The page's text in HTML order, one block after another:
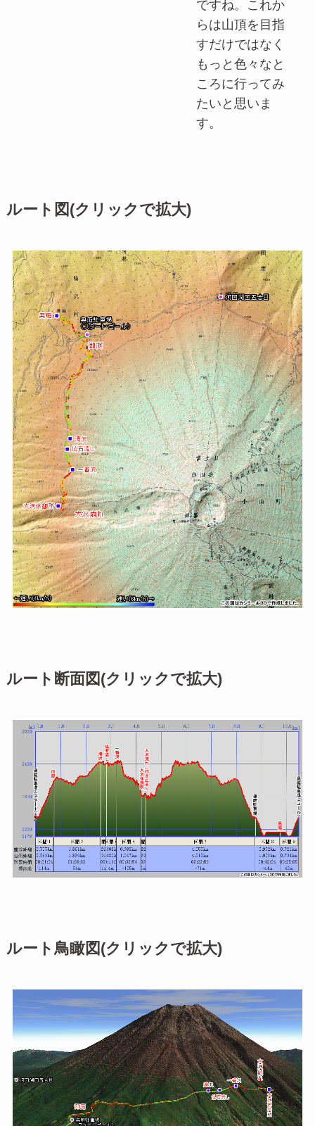
ですね。これか
らは山頂を目指
すだけではなく
もっと色々なと
ころに行ってみ
たいと思いま
す。
ルート図(クリックで拡大)
ルート断面図(クリックで拡大)
ルート鳥瞰図(クリックで拡大)